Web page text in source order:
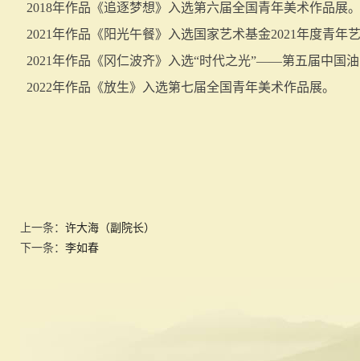
2018年作品《追逐梦想》入选第六届全国青年美术作品
2021年作品《阳光午餐》入选国家艺术基金2021年度青年
2021年作品《冈仁波齐》入选“时代之光”——第五届中国
2022年作品《放生》入选第七届全国青年美术作品展。
上一条： 许大海（副院长）
下一条： 李如春